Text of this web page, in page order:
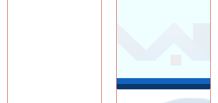
سوء تدبير.. وزارة النقل تتسبب
في أزمة طوابير السيارات أمام
مراكز الفحص التقني بطنجة
الجمعة 07 غشت | 22:30
إسبانيا.. الشرطة تعلن تفكيك
واحدة من أكبر شبكات تهريب